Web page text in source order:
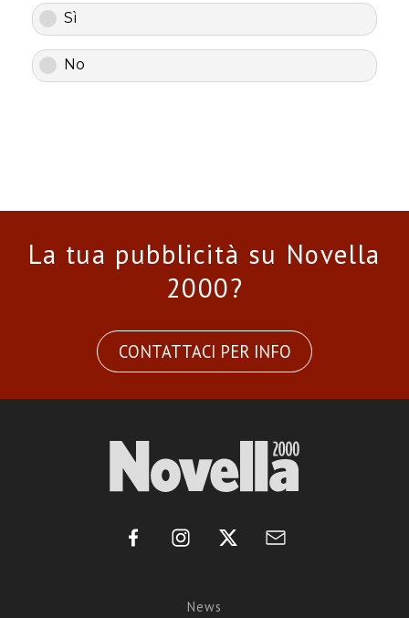
Sì
No
La tua pubblicità su Novella
2000?
CONTATTACI PER INFO
News